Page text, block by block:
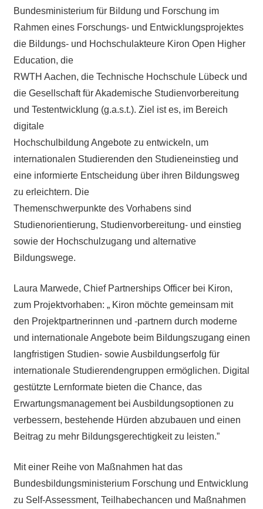
Bundesministerium für Bildung und Forschung im
Rahmen eines Forschungs- und Entwicklungsprojektes
die Bildungs- und Hochschulakteure Kiron Open Higher
Education, die
RWTH Aachen, die Technische Hochschule Lübeck und
die Gesellschaft für Akademische Studienvorbereitung
und Testentwicklung (g.a.s.t.). Ziel ist es, im Bereich
digitale
Hochschulbildung Angebote zu entwickeln, um
internationalen Studierenden den Studieneinstieg und
eine informierte Entscheidung über ihren Bildungsweg
zu erleichtern. Die
Themenschwerpunkte des Vorhabens sind
Studienorientierung, Studienvorbereitung- und einstieg
sowie der Hochschulzugang und alternative
Bildungswege.
Laura Marwede, Chief Partnerships Officer bei Kiron,
zum Projektvorhaben: „ Kiron möchte gemeinsam mit
den Projektpartnerinnen und -partnern durch moderne
und internationale Angebote beim Bildungszugang einen
langfristigen Studien- sowie Ausbildungserfolg für
internationale Studierendengruppen ermöglichen. Digital
gestützte Lernformate bieten die Chance, das
Erwartungsmanagement bei Ausbildungsoptionen zu
verbessern, bestehende Hürden abzubauen und einen
Beitrag zu mehr Bildungsgerechtigkeit zu leisten.”
Mit einer Reihe von Maßnahmen hat das
Bundesbildungsministerium Forschung und Entwicklung
zu Self-Assessment, Teilhabechancen und Maßnahmen